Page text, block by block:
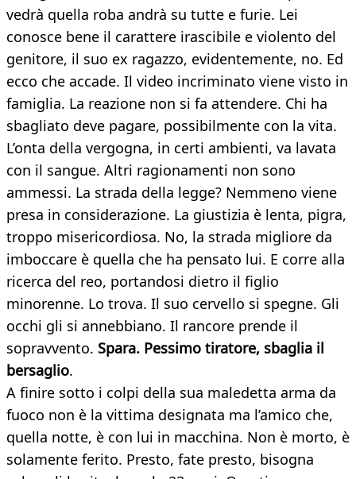
vedrà quella roba andrà su tutte e furie. Lei
conosce bene il carattere irascibile e violento del
genitore, il suo ex ragazzo, evidentemente, no. Ed
ecco che accade. Il video incriminato viene visto in
famiglia. La reazione non si fa attendere. Chi ha
sbagliato deve pagare, possibilmente con la vita.
L’onta della vergogna, in certi ambienti, va lavata
con il sangue. Altri ragionamenti non sono
ammessi. La strada della legge? Nemmeno viene
presa in considerazione. La giustizia è lenta, pigra,
troppo misericordiosa. No, la strada migliore da
imboccare è quella che ha pensato lui. E corre alla
ricerca del reo, portandosi dietro il figlio
minorenne. Lo trova. Il suo cervello si spegne. Gli
occhi gli si annebbiano. Il rancore prende il
sopravvento. Spara. Pessimo tiratore, sbaglia il
bersaglio.
A finire sotto i colpi della sua maledetta arma da
fuoco non è la vittima designata ma l’amico che,
quella notte, è con lui in macchina. Non è morto, è
solamente ferito. Presto, fate presto, bisogna